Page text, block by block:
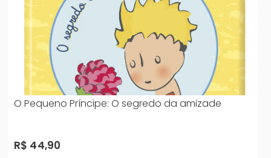
O Pequeno Príncipe: O segredo da amizade
R$ 44,90